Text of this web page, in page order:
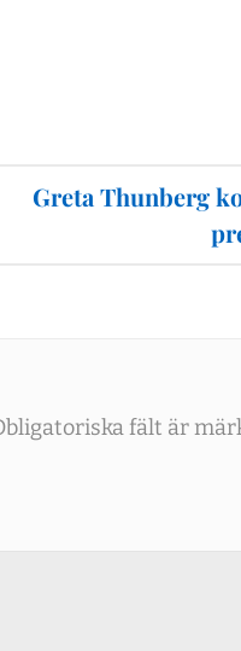
Greta Thunberg
fält är